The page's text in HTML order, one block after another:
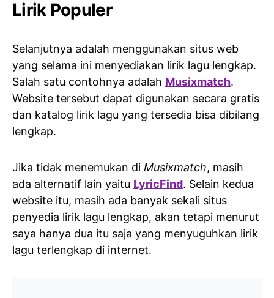
Lirik Populer
Selanjutnya adalah menggunakan situs web
yang selama ini menyediakan lirik lagu lengkap.
Salah satu contohnya adalah Musixmatch.
Website tersebut dapat digunakan secara gratis
dan katalog lirik lagu yang tersedia bisa dibilang
lengkap.
Jika tidak menemukan di Musixmatch, masih
ada alternatif lain yaitu LyricFind. Selain kedua
website itu, masih ada banyak sekali situs
penyedia lirik lagu lengkap, akan tetapi menurut
saya hanya dua itu saja yang menyuguhkan lirik
lagu terlengkap di internet.